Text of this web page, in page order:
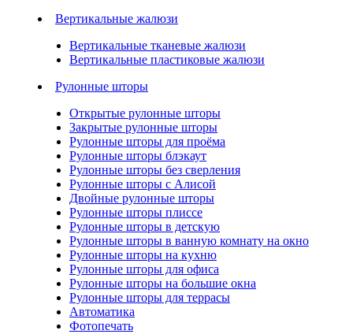
Вертикальные жалюзи
Вертикальные тканевые жалюзи
Вертикальные пластиковые жалюзи
Рулонные шторы
Открытые рулонные шторы
Закрытые рулонные шторы
Рулонные шторы для проёма
Рулонные шторы блэкаут
Рулонные шторы без сверления
Рулонные шторы с Алисой
Двойные рулонные шторы
Рулонные шторы плиссе
Рулонные шторы в детскую
Рулонные шторы в ванную комнату на окно
Рулонные шторы на кухню
Рулонные шторы для офиса
Рулонные шторы на большие окна
Рулонные шторы для террасы
Автоматика
Фотопечать